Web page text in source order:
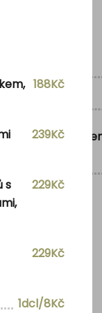
a
188Kč
239Kč
s
229Kč
229Kč
1dcl/8Kč